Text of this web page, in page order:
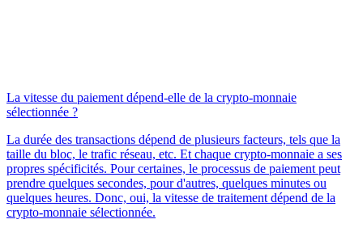
La vitesse du paiement dépend-elle de la crypto-monnaie
sélectionnée ?
La durée des transactions dépend de plusieurs facteurs, tels que la
taille du bloc, le trafic réseau, etc. Et chaque crypto-monnaie a ses
propres spécificités. Pour certaines, le processus de paiement peut
prendre quelques secondes, pour d'autres, quelques minutes ou
quelques heures. Donc, oui, la vitesse de traitement dépend de la
crypto-monnaie sélectionnée.